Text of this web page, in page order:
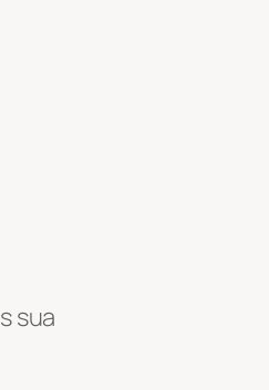
sua